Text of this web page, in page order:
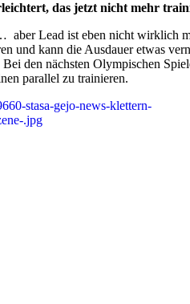
das jetzt nicht mehr
aber Lead ist eben nicht
und kann die Ausdauer etwas
den nächsten Olympischen
parallel zu trainieren.